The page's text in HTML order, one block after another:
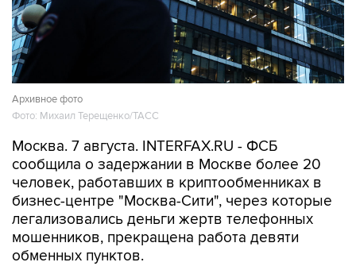
Архивное фото
Фото: Михаил Терещенко/ТАСС
Москва. 7 августа. INTERFAX.RU - ФСБ
сообщила о задержании в Москве более 20
человек, работавших в криптообменниках в
бизнес-центре "Москва-Сити", через которые
легализовались деньги жертв телефонных
мошенников, прекращена работа девяти
обменных пунктов.